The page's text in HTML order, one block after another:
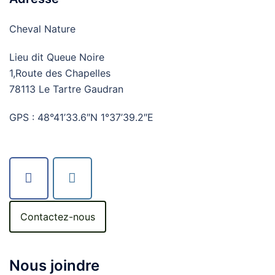
Cheval Nature
Lieu dit Queue Noire
1,Route des Chapelles
78113 Le Tartre Gaudran
GPS : 48°41’33.6″N 1°37’39.2″E
Contactez-nous
Nous joindre